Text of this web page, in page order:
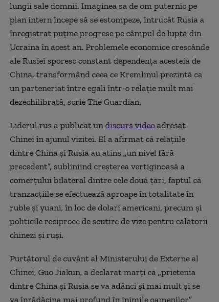
lungii sale domnii. Imaginea sa de om puternic pe
plan intern începe să se estompeze, întrucât Rusia a
înregistrat puține progrese pe câmpul de luptă din
Ucraina în acest an. Problemele economice crescânde
ale Rusiei sporesc constant dependența acesteia de
China, transformând ceea ce Kremlinul prezintă ca
un parteneriat între egali într-o relație mult mai
dezechilibrată, scrie The Guardian.
Liderul rus a publicat undiscurs videoadresat
Chinei în ajunul vizitei. El a afirmat că relațiile
dintre China și Rusia au atins „un nivel fără
precedent”, subliniind creșterea vertiginoasă a
comerțului bilateral dintre cele două țări, faptul că
tranzacțiile se efectuează aproape în totalitate în
ruble și yuani, în loc de dolari americani, precum și
politicile reciproce de scutire de vize pentru călătorii
chinezi și ruși.
Purtătorul de cuvânt al Ministerului de Externe al
Chinei, Guo Jiakun, a declarat marți că „prietenia
dintre China și Rusia se va adânci și mai mult și se
va înrădăcina mai profund în inimile oamenilor”